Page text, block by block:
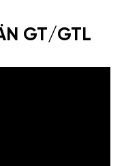
GT/GTL